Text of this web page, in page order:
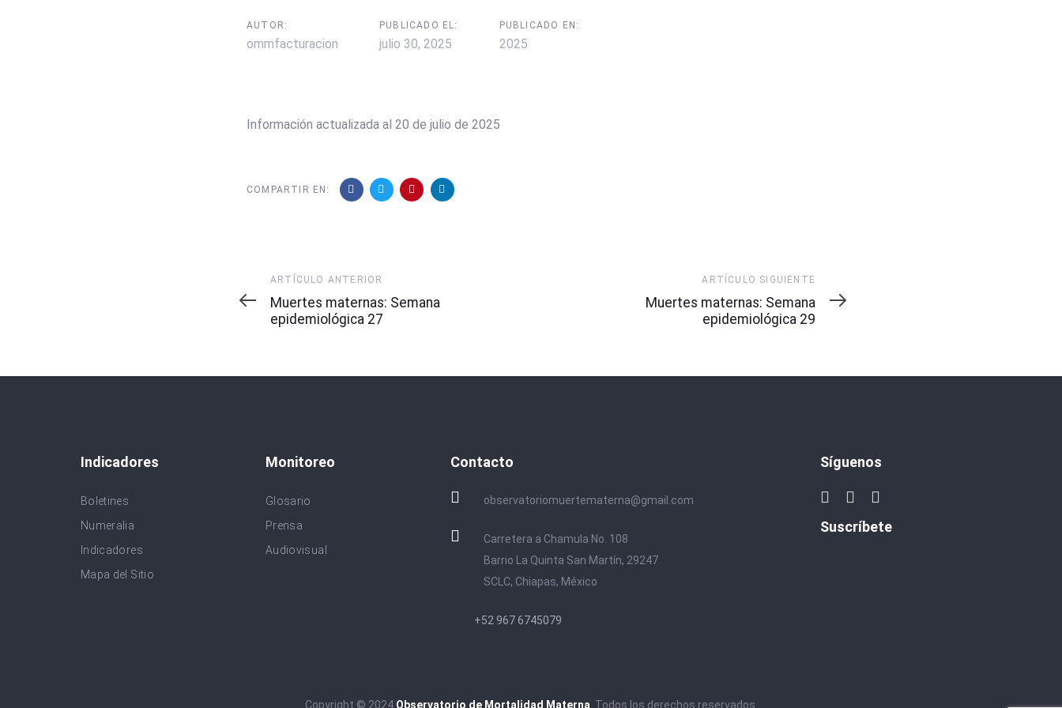
AUTOR:
ommfacturacion
PUBLICADO EL:
julio 30, 2025
PUBLICADO EN:
2025
Información actualizada al 20 de julio de 2025
COMPARTIR EN:
Artículo
Anterior
ARTÍCULO ANTERIOR
Muertes maternas: Semana
epidemiológica 27
Siguiente
ARTÍCULO SIGUIENTE
Muertes maternas: Semana
epidemiológica 29
Indicadores
Boletines
Numeralia
Indicadores
Mapa del Sitio
Monitoreo
Glosario
Prensa
Audiovisual
Contacto
observatoriomuertematerna@gmail.com
Carretera a Chamula No. 108
Barrio La Quinta San Martín, 29247
SCLC, Chiapas, México
+52 967 6745079
Síguenos
Suscríbete
Copyright © 2024 Observatorio de Mortalidad Materna . Todos los derechos reservados.